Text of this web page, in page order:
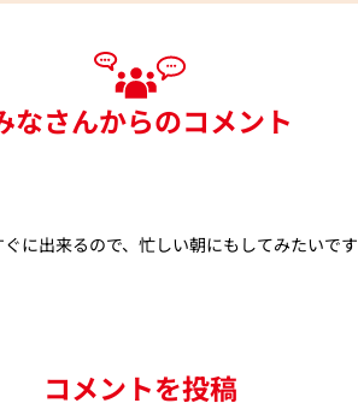
なさんからのコメント
に出来るので、忙しい朝にもしてみたいです
コメントを投稿